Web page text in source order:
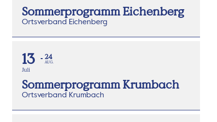
Sommerprogramm Eichenberg
Ortsverband Eichenberg
13
Juli
24
AUG.
Sommerprogramm Krumbach
Ortsverband Krumbach